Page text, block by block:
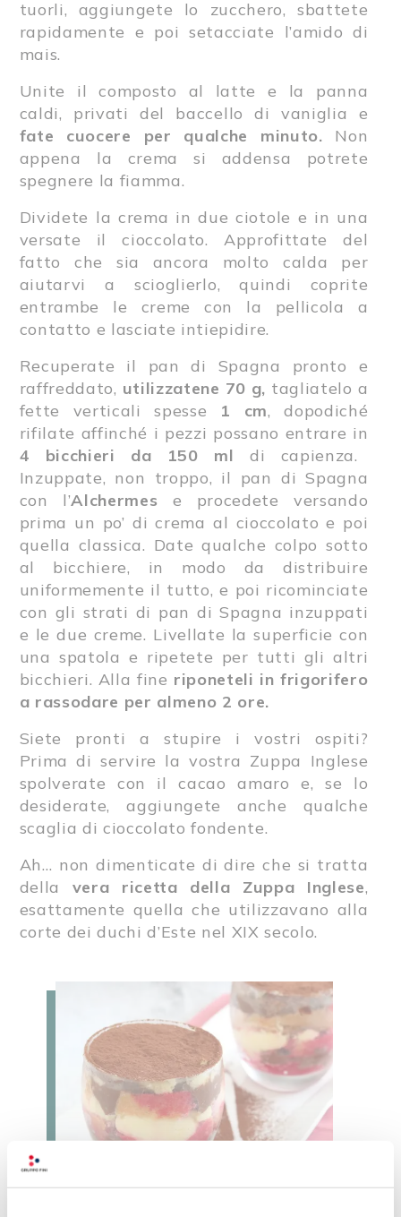
tuorli, aggiungete lo zucchero, sbattete
rapidamente e poi setacciate l’amido di
mais.
Unite il composto al latte e la panna
caldi, privati del baccello di vaniglia e
fate cuocere per qualche minuto. Non
appena la crema si addensa potrete
spegnere la fiamma.
Dividete la crema in due ciotole e in una
versate il cioccolato. Approfittate del
fatto che sia ancora molto calda per
aiutarvi a scioglierlo, quindi coprite
entrambe le creme con la pellicola a
contatto e lasciate intiepidire.
Recuperate il pan di Spagna pronto e
raffreddato, utilizzatene 70 g, tagliatelo a
fette verticali spesse 1 cm, dopodiché
rifilate affinché i pezzi possano entrare in
4 bicchieri da 150 ml di capienza.
Inzuppate, non troppo, il pan di Spagna
con l’Alchermes e procedete versando
prima un po’ di crema al cioccolato e poi
quella classica. Date qualche colpo sotto
al bicchiere, in modo da distribuire
uniformemente il tutto, e poi ricominciate
con gli strati di pan di Spagna inzuppati
e le due creme. Livellate la superficie con
una spatola e ripetete per tutti gli altri
bicchieri. Alla fine riponeteli in frigorifero
a rassodare per almeno 2 ore.
Siete pronti a stupire i vostri ospiti?
Prima di servire la vostra Zuppa Inglese
spolverate con il cacao amaro e, se lo
desiderate, aggiungete anche qualche
scaglia di cioccolato fondente.
Ah… non dimenticate di dire che si tratta
della vera ricetta della Zuppa Inglese,
esattamente quella che utilizzavano alla
corte dei duchi d’Este nel XIX secolo.